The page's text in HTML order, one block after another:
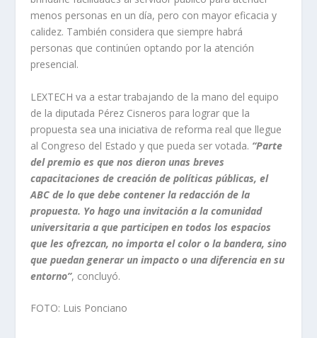
menos personas en un día, pero con mayor eficacia y
calidez. También considera que siempre habrá
personas que continúen optando por la atención
presencial.
LEXTECH va a estar trabajando de la mano del equipo
de la diputada Pérez Cisneros para lograr que la
propuesta sea una iniciativa de reforma real que llegue
al Congreso del Estado y que pueda ser votada. “Parte
del premio es que nos dieron unas breves
capacitaciones de creación de políticas públicas, el
ABC de lo que debe contener la redacción de la
propuesta. Yo hago una invitación a la comunidad
universitaria a que participen en todos los espacios
que les ofrezcan, no importa el color o la bandera, sino
que puedan generar un impacto o una diferencia en su
entorno”, concluyó.
FOTO: Luis Ponciano